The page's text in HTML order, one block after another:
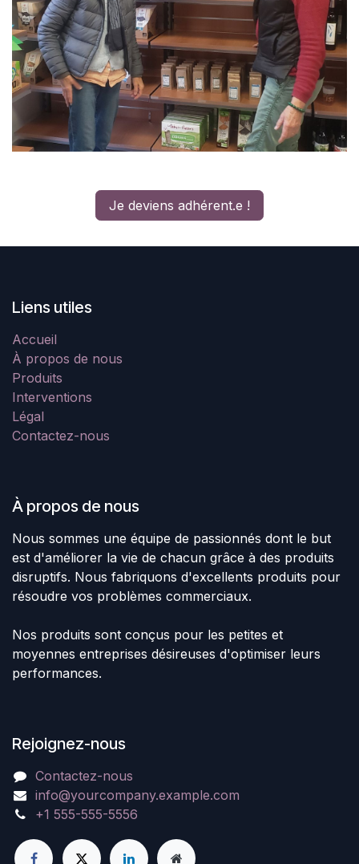
Je deviens adhérent.e !
Liens utiles
Accueil
À propos de nous
Produits
Interventions
Légal
Contactez-nous
À propos de nous
Nous sommes une équipe de passionnés dont le but
est d'améliorer la vie de chacun grâce à des produits
disruptifs. Nous fabriquons d'excellents produits pour
résoudre vos problèmes commerciaux.
Nos produits sont conçus pour les petites et
moyennes entreprises désireuses d'optimiser leurs
performances.
Rejoignez-nous
Contactez-nous
info@yourcompany.example.com
+1 555-555-5556